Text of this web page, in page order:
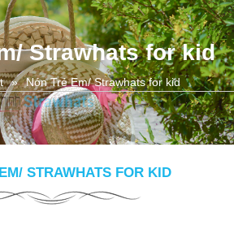
Strawhats for kid
Nón Trẻ Em/ Strawhats for kid
STRAWHATS FOR KID